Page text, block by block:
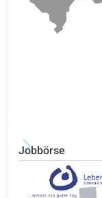
Jobbörse